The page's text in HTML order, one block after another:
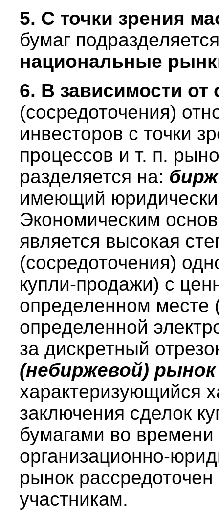
5. С точки зрения
бумаг
национальные
6. В зависимости от
(сосредоточения)
инвесторов с точки
процессов и т. п.
разделяется на:
имеющий
Экономическим
является высокая
(сосредоточения)
купли-продажи) с
определенном месте
определенной
за дискретный
(небиржевой)
характеризующийся
заключения сделок
бумагами во времени
организационно-
рынок
участникам.